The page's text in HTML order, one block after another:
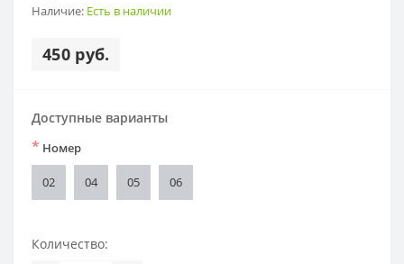
Наличие: Есть в наличии
450 руб.
Доступные варианты
* Номер
02 04 05 06
Количество: